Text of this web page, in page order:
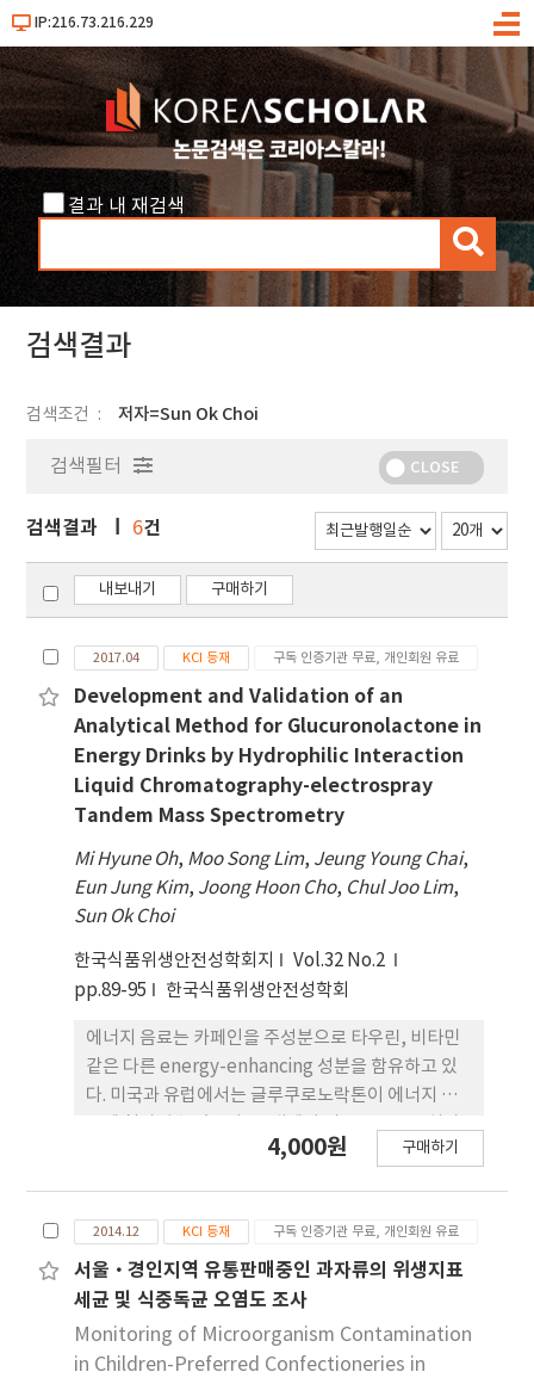
IP:216.73.216.229
메
결과 내 재검색
검
색
검색결과
검색조건 저자=Sun Ok Choi
검색필터 CLOSE
검색결과 6건
내보내기 구매하기
2017.04 KCI 등재 구독 인증기관 무료, 개인회원 유료
Development and Validation of an
Analytical Method for Glucuronolactone in
Energy Drinks by Hydrophilic Interaction
Liquid Chromatography-electrospray
Tandem Mass Spectrometry
Mi Hyune Oh, Moo Song Lim, Jeung Young Chai,
Eun Jung Kim, Joong Hoon Cho, Chul Joo Lim,
Sun Ok Choi
한국식품위생안전성학회지
Vol.32 No.2
pp.89-95
한국식품위생안전성학회
에너지 음료는 카페인을 주성분으로 타우린, 비타민
같은 다른 energy-enhancing 성분을 함유하고 있
다. 미국과 유럽에서는 글루쿠로노락톤이 에너지 음
되어 있다. 따라서 식품 첨가물로는 그 사용이 금지 되
LC-PDA 법은 복잡한 유도체화 과 정을 거치고, 음료
중에 당류들이 위양성 결과를 나타내 기도 한다. 이런
기존 방법의 단점을 개선하기 위해 HILICESI-
MS/MS (hydrophilic interaction liquid
chromatography coupled to electrospray
4,000원 구매하기
2014.12 KCI 등재 구독 인증기관 무료, 개인회원 유료
서울·경인지역 유통판매중인 과자류의 위생지표
세균 및 식중독균 오염도 조사
Monitoring of Microorganism Contamination
in Children-Preferred Confectioneries in